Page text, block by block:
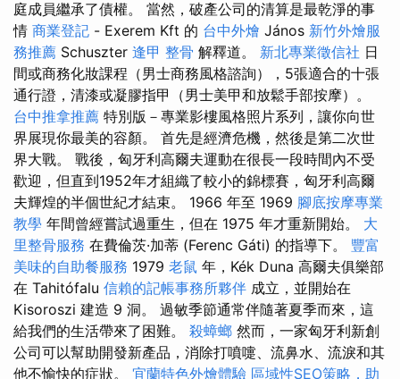
庭成員繼承了債權。 當然，破產公司的清算是最乾淨的事
情 商業登記 - Exerem Kft 的 台中外燴 János 新竹外燴服
務推薦 Schuszter 逢甲 整骨 解釋道。 新北專業徵信社 日
間或商務化妝課程（男士商務風格諮詢），5張適合的十張
通行證，清漆或凝膠指甲（男士美甲和放鬆手部按摩）。
台中推拿推薦 特別版－專業影樓風格照片系列，讓你向世
界展現你最美的容顏。 首先是經濟危機，然後是第二次世
界大戰。 戰後，匈牙利高爾夫運動在很長一段時間內不受
歡迎，但直到1952年才組織了較小的錦標賽，匈牙利高爾
夫輝煌的半個世紀才結束。 1966 年至 1969 腳底按摩專業
教學 年間曾經嘗試過重生，但在 1975 年才重新開始。 大
里整骨服務 在費倫茨·加蒂 (Ferenc Gáti) 的指導下。 豐富
美味的自助餐服務 1979 老鼠 年，Kék Duna 高爾夫俱樂部
在 Tahitófalu 信賴的記帳事務所夥伴 成立，並開始在
Kisoroszi 建造 9 洞。 過敏季節通常伴隨著夏季而來，這
給我們的生活帶來了困難。 殺蟑螂 然而，一家匈牙利新創
公司可以幫助開發新產品，消除打噴嚏、流鼻水、流淚和其
他不愉快的症狀。 宜蘭特色外燴體驗 區域性SEO策略，助